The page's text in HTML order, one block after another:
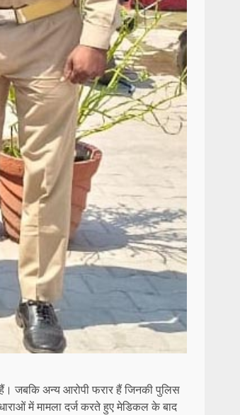
हैं। जबकि अन्य आरोपी फरार हैं जिनकी पुलिस
में मामला दर्ज करते हुए मेडिकल के बाद